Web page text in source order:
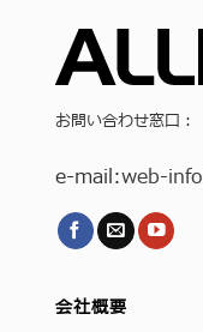
お問い合わせ窓口：
e-mail:web-info
会社概要